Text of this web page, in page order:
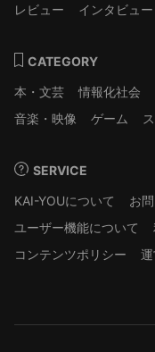
レビュー
インタビュー
CATEGORY
本・文芸
情報化社会
音楽・映像
ゲーム
SERVICE
KAI-YOUについて
お
ユーザー機能について
コンテンツポリシー